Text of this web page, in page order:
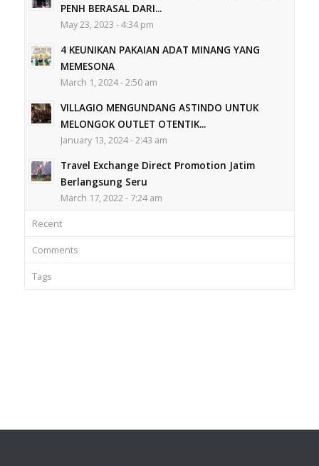
PENH BERASAL DARI...
May 23, 2023 - 4:34 pm
4 KEUNIKAN PAKAIAN ADAT MINANG YANG
MEMESONA
March 1, 2024 - 2:50 am
VILLAGIO MENGUNDANG ASTINDO UNTUK
MELONGOK OUTLET OTENTIK...
January 13, 2024 - 2:43 am
Travel Exchange Direct Promotion Jatim
Berlangsung Seru
March 17, 2022 - 7:24 am
Recent
Comments
Tags